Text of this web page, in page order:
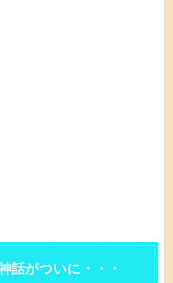
話がついに・・・